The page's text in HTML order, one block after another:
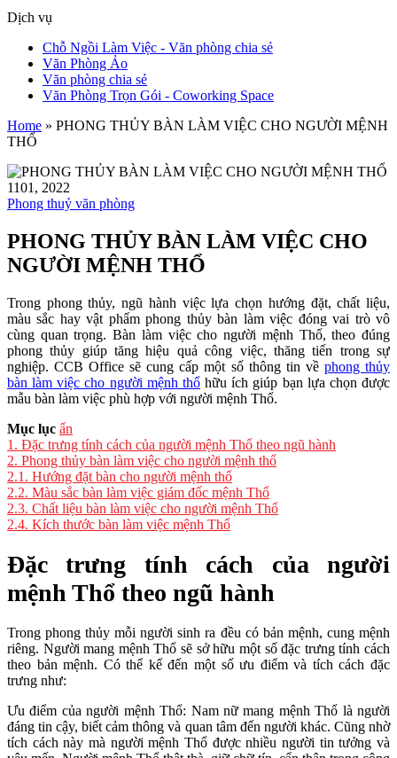
Dịch vụ
Chỗ Ngồi Làm Việc - Văn phòng chia sẻ
Văn Phòng Ảo
Văn phòng chia sẻ
Văn Phòng Trọn Gói - Coworking Space
Home » PHONG THỦY BÀN LÀM VIỆC CHO NGƯỜI MỆNH
THỔ
1101, 2022
Phong thuỷ văn phòng
PHONG THỦY BÀN LÀM VIỆC CHO
NGƯỜI MỆNH THỔ
Trong phong thủy, ngũ hành việc lựa chọn hướng đặt, chất liệu,
màu sắc hay vật phẩm phong thủy bàn làm việc đóng vai trò vô
cùng quan trọng. Bàn làm việc cho người mệnh Thổ, theo đúng
phong thủy giúp tăng hiệu quả công việc, thăng tiến trong sự
nghiệp. CCB Office sẽ cung cấp một số thông tin về phong thủy
bàn làm việc cho người mệnh thổhữu ích giúp bạn lựa chọn được
mẫu bàn làm việc phù hợp với người mệnh Thổ.
Mục lục ẩn
1. Đặc trưng tính cách của người mệnh Thổ theo ngũ hành
2. Phong thủy bàn làm việc cho người mệnh thổ
2.1. Hướng đặt bàn cho người mệnh thổ
2.2. Màu sắc bàn làm việc giám đốc mệnh Thổ
2.3. Chất liệu bàn làm việc cho người mệnh Thổ
2.4. Kích thước bàn làm việc mệnh Thổ
Đặc trưng tính cách của người
mệnh Thổ theo ngũ hành
Trong phong thủy mỗi người sinh ra đều có bản mệnh, cung mệnh
riêng. Người mang mệnh Thổ sẽ sở hữu một số đặc trưng tính cách
theo bản mệnh. Có thể kể đến một số ưu điểm và tích cách đặc
trưng như:
Ưu điểm của người mệnh Thổ: Nam nữ mang mệnh Thổ là người
đáng tin cậy, biết cảm thông và quan tâm đến người khác. Cũng nhờ
tích cách này mà người mệnh Thổ được nhiều người tin tưởng và